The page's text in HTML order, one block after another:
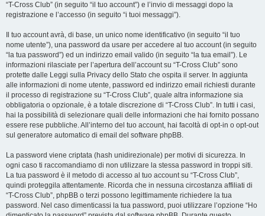
“T-Cross Club” (in seguito “il tuo account”) e l’invio di messaggi dopo la
registrazione e l’accesso (in seguito “i tuoi messaggi”).
Il tuo account avrà, di base, un unico nome identificativo (in seguito “il tuo
nome utente”), una password da usare per accedere al tuo account (in seguito
“la tua password”) ed un indirizzo email valido (in seguito “la tua email”). Le
informazioni rilasciate per l’apertura dell’account su “T-Cross Club” sono
protette dalle Leggi sulla Privacy dello Stato che ospita il server. In aggiunta
alle informazioni di nome utente, password ed indirizzo email richiesti durante
il processo di registrazione su “T-Cross Club”, quale altra informazione sia
obbligatoria o opzionale, è a totale discrezione di “T-Cross Club”. In tutti i casi,
hai la possibilità di selezionare quali delle informazioni che hai fornito possano
essere rese pubbliche. All’interno del tuo account, hai facoltà di opt-in o opt-out
sul generatore automatico di email del software phpBB.
La password viene criptata (hash unidirezionale) per motivi di sicurezza. In
ogni caso ti raccomandiamo di non utilizzare la stessa password in troppi siti.
La tua password è il metodo di accesso al tuo account su “T-Cross Club”,
quindi proteggila attentamente. Ricorda che in nessuna circostanza affiliati di
“T-Cross Club”, phpBB o terzi possono legittimamente richiedere la tua
password. Nel caso dimenticassi la tua password, puoi utilizzare l’opzione “Ho